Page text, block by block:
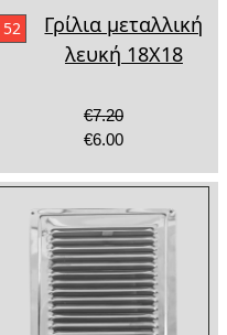
52
Γρίλια μεταλλική
λευκή 18Χ18
€7.20
€6.00